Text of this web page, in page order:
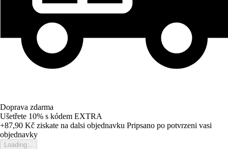
Doprava zdarma
Ušetřete 10% s kódem EXTRA
+87,90 Kč ziskate na dalsi objednavku Pripsano po potvrzeni vasi
objednavky
Loading...